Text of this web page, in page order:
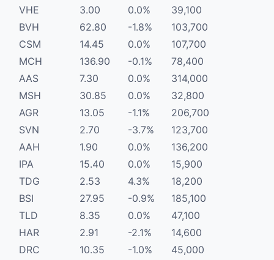
VHE
3.00 0.0%
39,100
BVH
62.80 -1.8%
103,700
CSM
14.45 0.0%
107,700
MCH
136.90 -0.1%
78,400
AAS
7.30 0.0%
314,000
MSH
30.85 0.0%
32,800
AGR
13.05 -1.1%
206,700
SVN
2.70 -3.7%
123,700
AAH
1.90 0.0%
136,200
IPA
15.40 0.0%
15,900
TDG
2.53 4.3%
18,200
BSI
27.95 -0.9%
185,100
TLD
8.35 0.0%
47,100
HAR
2.91 -2.1%
14,600
DRC
10.35 -1.0%
45,000